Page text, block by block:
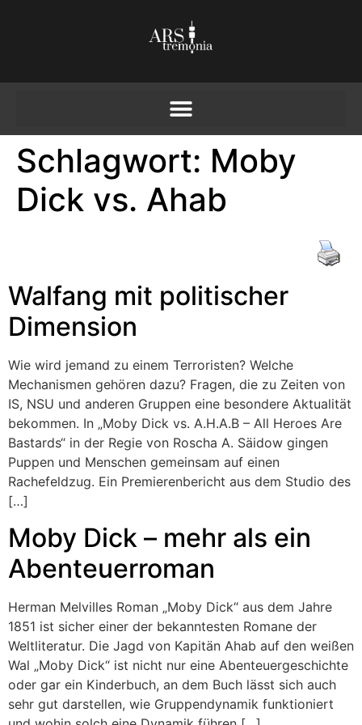
Schlagwort: Moby
Dick vs. Ahab
Walfang mit politischer
Dimension
Wie wird jemand zu einem Terroristen? Welche
Mechanismen gehören dazu? Fragen, die zu Zeiten von
IS, NSU und anderen Gruppen eine besondere Aktualität
bekommen. In „Moby Dick vs. A.H.A.B – All Heroes Are
Bastards“ in der Regie von Roscha A. Säidow gingen
Puppen und Menschen gemeinsam auf einen
Rachefeldzug. Ein Premierenbericht aus dem Studio des
[…]
Moby Dick – mehr als ein
Abenteuerroman
Herman Melvilles Roman „Moby Dick“ aus dem Jahre
1851 ist sicher einer der bekanntesten Romane der
Weltliteratur. Die Jagd von Kapitän Ahab auf den weißen
Wal „Moby Dick“ ist nicht nur eine Abenteuergeschichte
oder gar ein Kinderbuch, an dem Buch lässt sich auch
sehr gut darstellen, wie Gruppendynamik funktioniert